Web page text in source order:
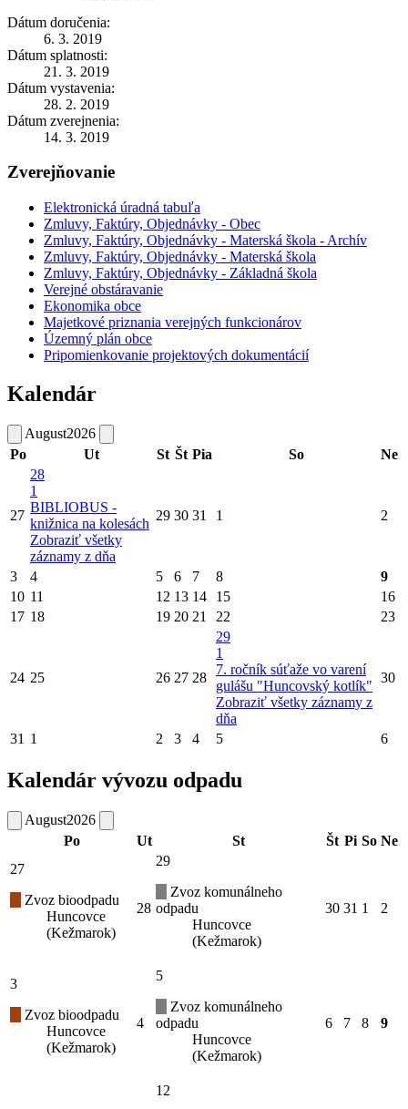
Dátum doručenia:
6. 3. 2019
Dátum splatnosti:
21. 3. 2019
Dátum vystavenia:
28. 2. 2019
Dátum zverejnenia:
14. 3. 2019
Zverejňovanie
Elektronická úradná tabuľa
Zmluvy, Faktúry, Objednávky - Obec
Zmluvy, Faktúry, Objednávky - Materská škola - Archív
Zmluvy, Faktúry, Objednávky - Materská škola
Zmluvy, Faktúry, Objednávky - Základná škola
Verejné obstáravanie
Ekonomika obce
Majetkové priznania verejných funkcionárov
Územný plán obce
Pripomienkovanie projektových dokumentácií
Kalendár
August2026
Po
Ut St Št Pia So Ne
27
28
1
BIBLIOBUS -
knižnica na kolesách
Zobraziť všetky
záznamy z dňa
29 30 31 1 2
3 4 5 6 7 8
9
10 11 12 13 14 15
16
17 18 19 20 21 22 23
24 25 26 27 28
29
1
7. ročník súťaže vo varení
gulášu "Huncovský kotlík"
Zobraziť všetky záznamy z
dňa
30
31 1 2 3 4 5 6
Kalendár vývozu odpadu
August2026
Po
Ut St Št Pi So Ne
27
Zvoz bioodpadu
Huncovce
(Kežmarok)
28
29
Zvoz komunálneho
odpadu
Huncovce
(Kežmarok)
30 31 1 2
3
Zvoz bioodpadu
Huncovce
(Kežmarok)
4
5
Zvoz komunálneho
odpadu
Huncovce
(Kežmarok)
6 7 8 9
12